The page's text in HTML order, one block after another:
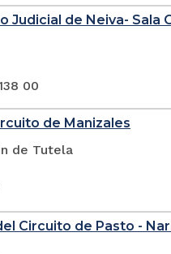
de Neiva- Sala
00
de Manizales
de Tutela
Circuito de Pasto -